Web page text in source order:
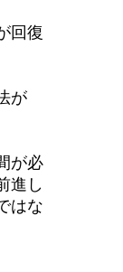
回復
が
が必
進し
はな